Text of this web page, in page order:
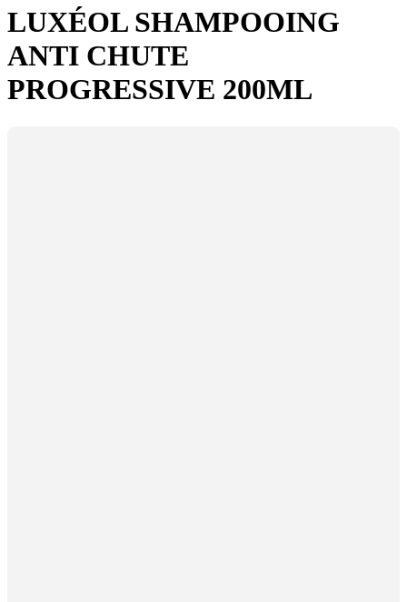
LUXÉOL SHAMPOOING
ANTI CHUTE
PROGRESSIVE 200ML